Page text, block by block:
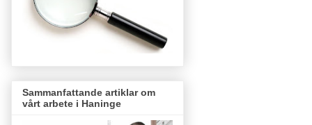
Sammanfattande artiklar om
vårt arbete i Haninge